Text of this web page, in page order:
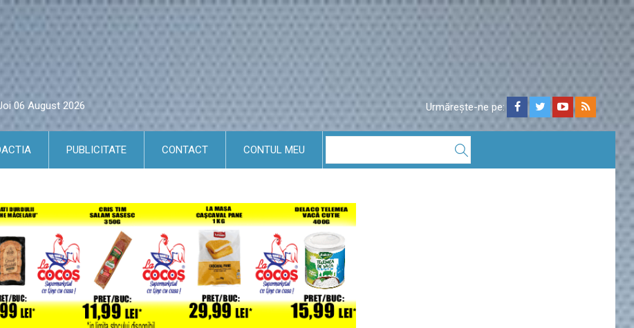
06 August 2026 Urmărește-ne pe:
PUBLICITATE CONTACT CONTUL MEU